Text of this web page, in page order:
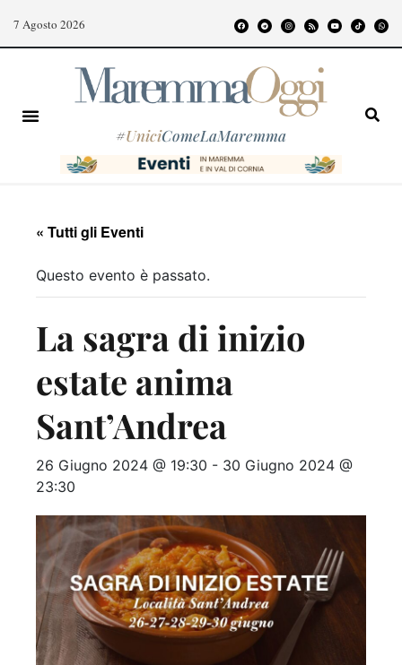
7 Agosto 2026
#UniciComeLaMaremma
« Tutti gli Eventi
Questo evento è passato.
La sagra di inizio
estate anima
Sant’Andrea
26 Giugno 2024 @ 19:30 - 30 Giugno 2024 @
23:30